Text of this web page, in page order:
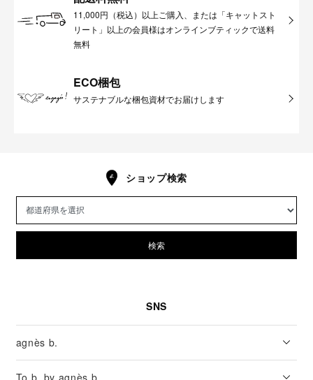
11,000円（税込）以上ご購入、または「キャットスト
リート」以上の会員様はオンラインブティックで送料
無料
ECO梱包
サステナブルな梱包資材でお届けします
ショップ検索
検索
SNS
agnès b.